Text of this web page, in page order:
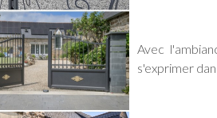
Avec
s'exprimer